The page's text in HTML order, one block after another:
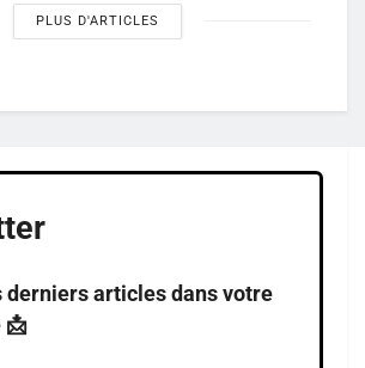
PLUS D'ARTICLES
derniers articles dans votre
📩